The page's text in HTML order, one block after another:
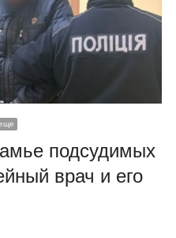
подсудимых
врач и его